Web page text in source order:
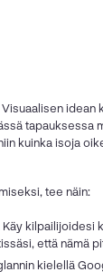
idean
tapauksessa
kuinka isoja
tee näin:
kilpailijoidesi
että nämä
kielellä